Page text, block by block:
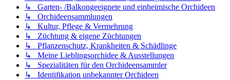
↳ Garten- /Balkongeeignete und einheimische Orchideen
↳ Orchideensammlungen
↳ Kultur, Pflege & Vermehrung
↳ Züchtung & eigene Züchtungen
↳ Pflanzenschutz, Krankheiten & Schädlinge
↳ Meine Lieblingsorchidee & Ausstellungen
↳ Spezialitäten für den Orchideensammler
↳ Identifikation unbekannter Orchideen